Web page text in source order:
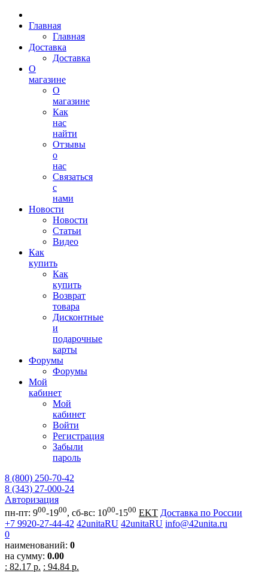
Главная
Главная
Доставка
Доставка
О
магазине
О
магазине
Как
нас
найти
Отзывы
о
нас
Связаться
с
нами
Новости
Новости
Статьи
Видео
Как
купить
Как
купить
Возврат
товара
Дисконтные
и
подарочные
карты
Форумы
Форумы
Мой
кабинет
Мой
кабинет
Войти
Регистрация
Забыли
пароль
8 (800) 250-70-42
8 (343) 27-000-24
Авторизация
пн-пт: 900-1900, сб-вс: 1000-1500 EKT Доставка по России
+7 9920-27-44-42 42unitaRU 42unitaRU info@42unita.ru
0
наименований: 0
на сумму: 0.00
: 82.17 р. : 94.84 р.